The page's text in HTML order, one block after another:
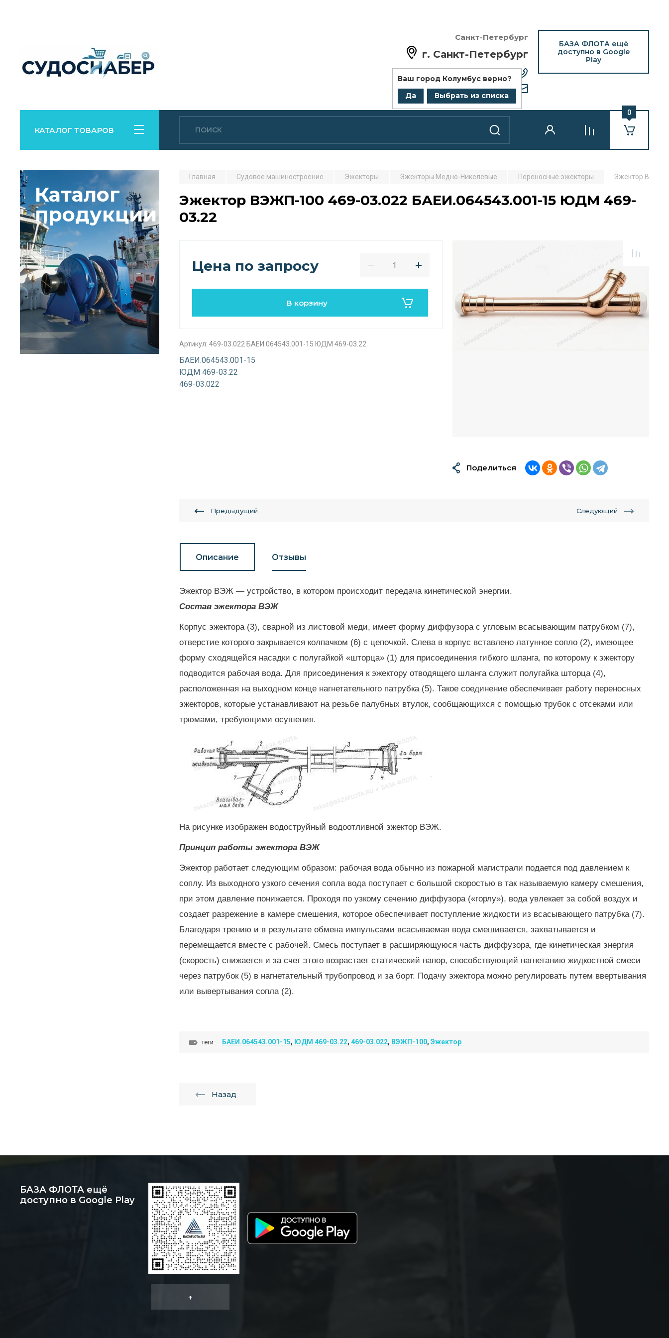
Санкт-Петербург
г. Санкт-Петербург
Ваш город Колумбус верно?
Да
Выбрать из списка
+7 (812) 418-25-77
zakaz@bazaflota.ru
БАЗА ФЛОТА ещё
доступно в Google
Play
КАТАЛОГ ТОВАРОВ
0
Каталог
продукции
Главная Судовое машиностроение Эжекторы Эжекторы Медно-Никелевые Переносные эжекторы Эжектор ВЭЖП-
Эжектор ВЭЖП-100 469-03.022 БАЕИ.064543.001-15 ЮДМ 469-
03.22
Цена по запросу
В корзину
Артикул: 469-03.022 БАЕИ.064543.001-15 ЮДМ 469-03.22
БАЕИ.064543.001-15
ЮДМ 469-03.22
469-03.022
Поделиться
Предыдущий Следующий
Описание Отзывы
Эжектор ВЭЖ — устройство, в котором происходит передача кинетической энергии.
Состав эжектора ВЭЖ
Корпус эжектора (3), сварной из листовой меди, имеет форму диффузора с угловым всасывающим патрубком (7),
отверстие которого закрывается колпачком (6) с цепочкой. Слева в корпус вставлено латунное сопло (2), имеющее
форму сходящейся насадки с полугайкой «шторца» (1) для присоединения гибкого шланга, по которому к эжектору
подводится рабочая вода. Для присоединения к эжектору отводящего шланга служит полугайка шторца (4),
расположенная на выходном конце нагнетательного патрубка (5). Такое соединение обеспечивает работу переносных
эжекторов, которые устанавливают на резьбе палубных втулок, сообщающихся с помощью трубок с отсеками или
трюмами, требующими осушения.
На рисунке изображен водоструйный водоотливной эжектор ВЭЖ.
Принцип работы эжектора ВЭЖ
Эжектор работает следующим образом: рабочая вода обычно из пожарной магистрали подается под давлением к
соплу. Из выходного узкого сечения сопла вода поступает с большой скоростью в так называемую камеру смешения,
при этом давление понижается. Проходя по узкому сечению диффузора («горлу»), вода увлекает за собой воздух и
создает разрежение в камере смешения, которое обеспечивает поступление жидкости из всасывающего патрубка (7).
Благодаря трению и в результате обмена импульсами всасываемая вода смешивается, захватывается и
перемещается вместе с рабочей. Смесь поступает в расширяющуюся часть диффузора, где кинетическая энергия
(скорость) снижается и за счет этого возрастает статический напор, способствующий нагнетанию жидкостной смеси
через патрубок (5) в нагнетательный трубопровод и за борт. Подачу эжектора можно регулировать путем ввертывания
или вывертывания сопла (2).
теги: БАЕИ.064543.001-15, ЮДМ 469-03.22, 469-03.022, ВЭЖП-100, Эжектор
Назад
БАЗА ФЛОТА ещё
доступно в Google Play
↑